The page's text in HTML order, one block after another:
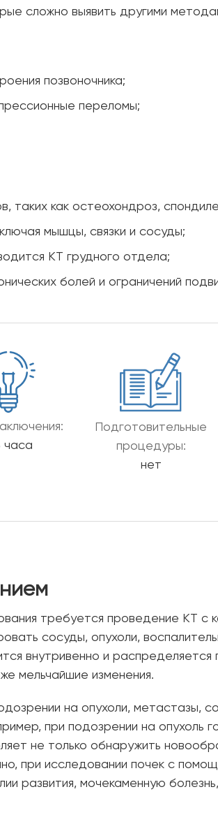
сложно выявить другими
позвоночника;
переломы;
таких как остеохондроз,
мышцы, связки и сосуды;
КТ грудного отдела;
болей и ограничений
часа
Подготовительные
процедуры:
нет
требуется проведение КТ с
сосуды, опухоли,
внутривенно и распределяется
мельчайшие изменения.
на опухоли, метастазы,
при подозрении на опухоль
не только обнаружить
при исследовании почек с
развития, мочекаменную